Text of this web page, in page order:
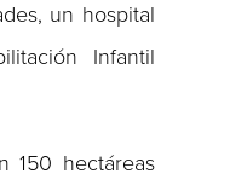
un hospital
Infantil
150 hectáreas